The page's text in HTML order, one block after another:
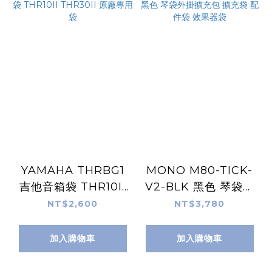
YAMAHA THRBG1
吉他音箱袋 THR10II
THR30II 原廠專用袋
NT$2,600
加入購物車
MONO M80-TICK-
V2-BLK 黑色 琴袋外
掛擴充包 擴充袋 配件
NT$3,780
加入購物車